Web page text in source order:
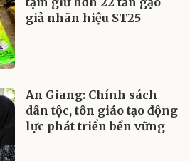
giả nhãn hiệu ST25
An Giang: Chính sách
dân tộc, tôn giáo tạo động
lực phát triển bền vững